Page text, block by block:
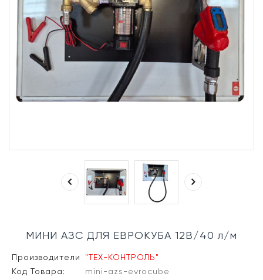
МИНИ АЗС ДЛЯ ЕВРОКУБА 12В/40 л/м
Производители
"ТЕХ-КОНТРОЛЬ"
Код Товара:
mini-azs-evrocube